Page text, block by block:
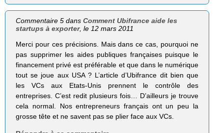
Commentaire 5 dansComment Ubifrance aide les
startups à exporter, le 12 mars 2011
Merci pour ces précisions. Mais dans ce cas, pourquoi ne
pas supprimer les aides publiques françaises puisque le
financement privé est préférable et que dans le numérique
tout se joue aux USA ? L’article d’Ubifrance dit bien que
les VCs aux Etats-Unis prennent le contrôle des
entreprises. C’est redit plusieurs fois… D’ailleurs je trouve
cela normal. Nos entrepreneurs français ont un peu la
grosse tête et ne savent pas se plier face aux VCs.